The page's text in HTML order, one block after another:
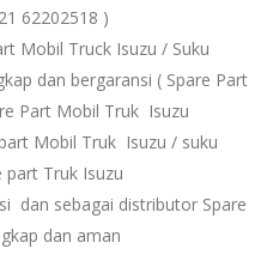
62202518 )
Mobil Truck Isuzu / Suku
dan bergaransi ( Spare Part
Part Mobil Truk Isuzu
Mobil Truk Isuzu / suku
Truk Isuzu
dan sebagai distributor Spare
dan aman